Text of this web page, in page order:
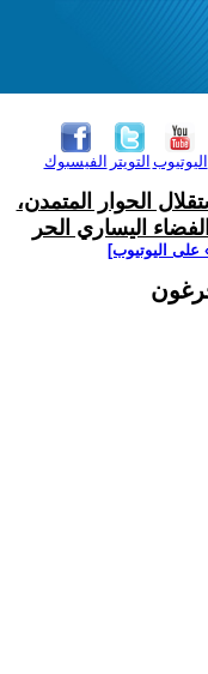
الفيسبوك التويتر اليوتيوب
الحوار المتمدن،
اليساري الحر
على اليوتيوب]